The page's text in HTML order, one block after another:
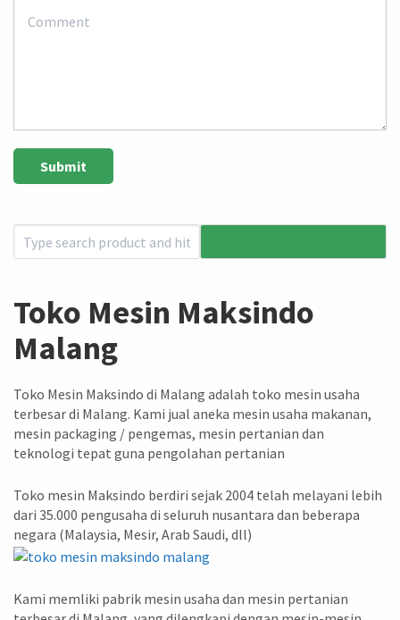
Toko Mesin Maksindo
Malang
Toko Mesin Maksindo di Malang adalah toko mesin usaha
terbesar di Malang. Kami jual aneka mesin usaha makanan,
mesin packaging / pengemas, mesin pertanian dan
teknologi tepat guna pengolahan pertanian
Toko mesin Maksindo berdiri sejak 2004 telah melayani lebih
dari 35.000 pengusaha di seluruh nusantara dan beberapa
negara (Malaysia, Mesir, Arab Saudi, dll)
Kami memliki pabrik mesin usaha dan mesin pertanian